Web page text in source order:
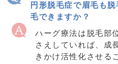
円形脱毛症で眉毛も
毛できますか？
ハーグ療法は脱毛部
さえしていれば、成
きかけ活性化させる